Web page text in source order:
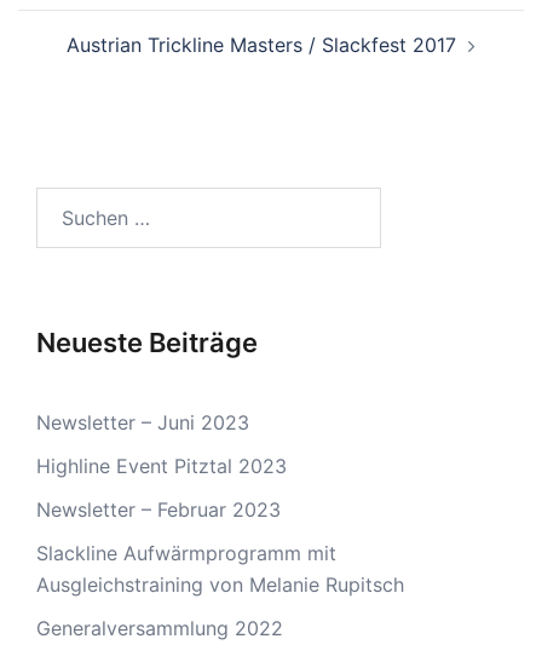
Austrian Trickline Masters / Slackfest 2017
Neueste Beiträge
Newsletter – Juni 2023
Highline Event Pitztal 2023
Newsletter – Februar 2023
Slackline Aufwärmprogramm mit
Ausgleichstraining von Melanie Rupitsch
Generalversammlung 2022